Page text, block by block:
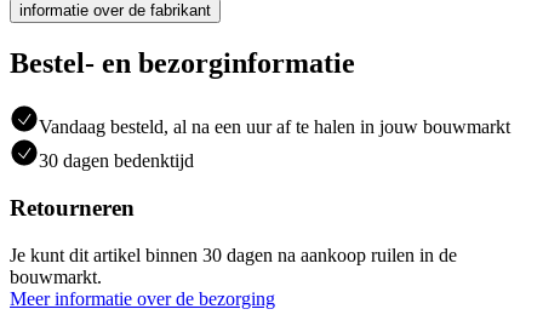
informatie over de fabrikant
Bestel- en bezorginformatie
Vandaag besteld, al na een uur af te halen in jouw bouwmarkt
30 dagen bedenktijd
Retourneren
Je kunt dit artikel binnen 30 dagen na aankoop ruilen in de
bouwmarkt.
Meer informatie over de bezorging